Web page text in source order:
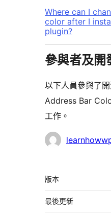
Where can I
color after I
plugin?
參與者及開
以下人員參與了
Address Bar
工作。
參
中
繼
資
版本
最後更新